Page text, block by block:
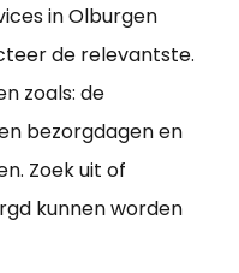
in Olburgen
de relevantste.
zoals: de
bezorgdagen en
Zoek uit of
kunnen worden